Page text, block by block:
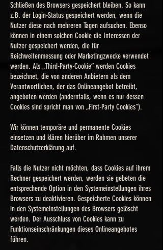
Schließen des Browsers gespeichert bleiben. So kann
z.B. der Login-Status gespeichert werden, wenn die
Nutzer diese nach mehreren Tagen aufsuchen. Ebenso
können in einem solchen Cookie die Interessen der
Nutzer gespeichert werden, die für
Reichweitenmessung oder Marketingzwecke verwendet
werden. Als „Third-Party-Cookie“ werden Cookies
bezeichnet, die von anderen Anbietern als dem
Verantwortlichen, der das Onlineangebot betreibt,
angeboten werden (andernfalls, wenn es nur dessen
Cookies sind spricht man von „First-Party Cookies“).
Wir können temporäre und permanente Cookies
einsetzen und klären hierüber im Rahmen unserer
Datenschutzerklärung auf.
Falls die Nutzer nicht möchten, dass Cookies auf ihrem
Rechner gespeichert werden, werden sie gebeten die
entsprechende Option in den Systemeinstellungen ihres
Browsers zu deaktivieren. Gespeicherte Cookies können
in den Systemeinstellungen des Browsers gelöscht
werden. Der Ausschluss von Cookies kann zu
Funktionseinschränkungen dieses Onlineangebotes
führen.